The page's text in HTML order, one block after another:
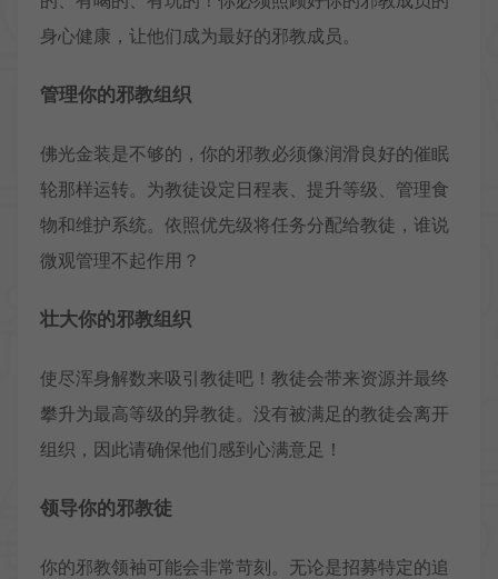
身心健康，让他们成为最好的邪教成员。
管理你的邪教组织
佛光金装是不够的，你的邪教必须像润滑良好的催眠
轮那样运转。为教徒设定日程表、提升等级、管理食
物和维护系统。依照优先级将任务分配给教徒，谁说
微观管理不起作用？
壮大你的邪教组织
使尽浑身解数来吸引教徒吧！教徒会带来资源并最终
攀升为最高等级的异教徒。没有被满足的教徒会离开
组织，因此请确保他们感到心满意足！
领导你的邪教徒
你的邪教领袖可能会非常苛刻。无论是招募特定的追